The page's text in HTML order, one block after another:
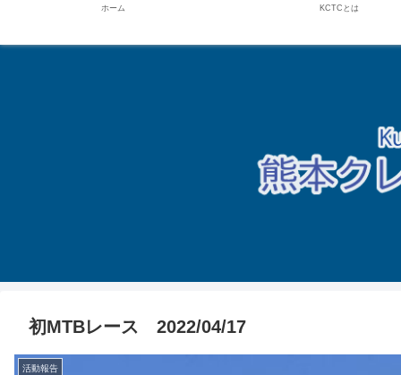
初MTBレース 2022/04/17
活動報告
ホーム KCTCとは